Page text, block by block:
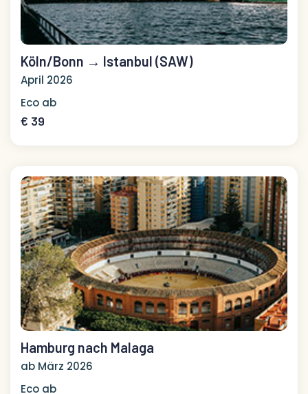
Köln/Bonn → Istanbul (SAW)
April 2026
Eco ab
€ 39
Hamburg nach Malaga
ab März 2026
Eco ab